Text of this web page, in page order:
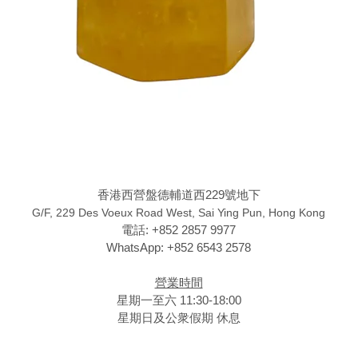
香港西營盤德輔道西229號地下
G/F, 229 Des Voeux Road West, Sai Ying Pun, Hong Kong
電話: +852 2857 9977
WhatsApp: +852 6543 2578
營業時間
星期一至六 11:30-18:00
星期日及公衆假期 休息